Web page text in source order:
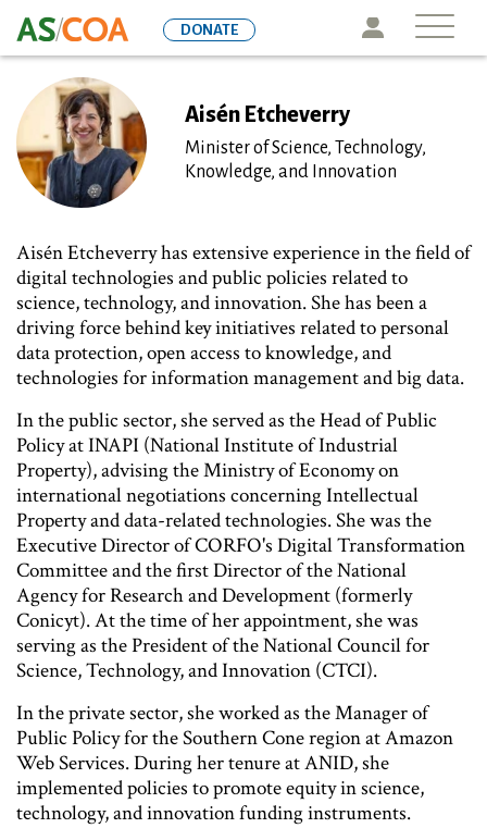
to
Icon
DONATE
Aisén Etcheverry
Minister of Science, Technology,
Knowledge, and Innovation
Aisén Etcheverry has extensive experience in the field of
digital technologies and public policies related to
science, technology, and innovation. She has been a
driving force behind key initiatives related to personal
data protection, open access to knowledge, and
technologies for information management and big data.
In the public sector, she served as the Head of Public
Policy at INAPI (National Institute of Industrial
Property), advising the Ministry of Economy on
international negotiations concerning Intellectual
Property and data-related technologies. She was the
Executive Director of CORFO's Digital Transformation
Committee and the first Director of the National
Agency for Research and Development (formerly
Conicyt). At the time of her appointment, she was
serving as the President of the National Council for
Science, Technology, and Innovation (CTCI).
In the private sector, she worked as the Manager of
Public Policy for the Southern Cone region at Amazon
Web Services. During her tenure at ANID, she
implemented policies to promote equity in science,
technology, and innovation funding instruments.